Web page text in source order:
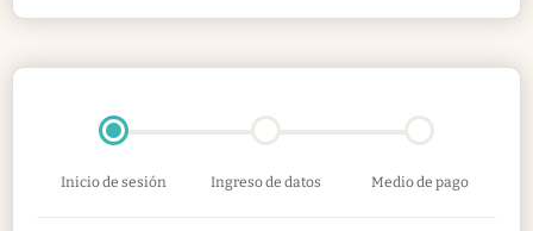
Inicio de sesión Ingreso de datos Medio de pago